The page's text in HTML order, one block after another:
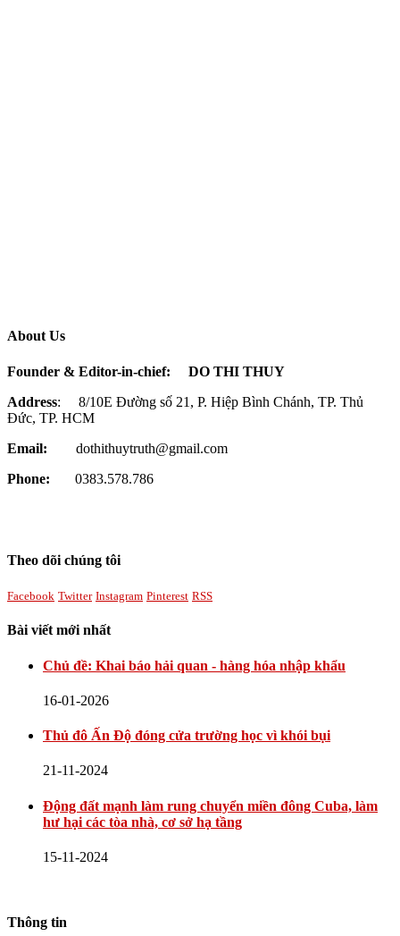
About Us
Founder & Editor-in-chief:
DO THI THUY
Address: 8/10E Đường số 21, P. Hiệp Bình Chánh, TP. Thủ
Đức, TP. HCM
Email: dothithuytruth@gmail.com
Phone: 0383.578.786
Theo dõi chúng tôi
Facebook Twitter Instagram Pinterest RSS
Bài viết mới nhất
Chủ đề: Khai báo hải quan - hàng hóa nhập khẩu
16-01-2026
Thủ đô Ấn Độ đóng cửa trường học vì khói bụi
21-11-2024
Động đất mạnh làm rung chuyển miền đông Cuba, làm
hư hại các tòa nhà, cơ sở hạ tầng
15-11-2024
Thông tin